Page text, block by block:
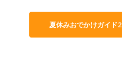
夏休みおでかけガイド